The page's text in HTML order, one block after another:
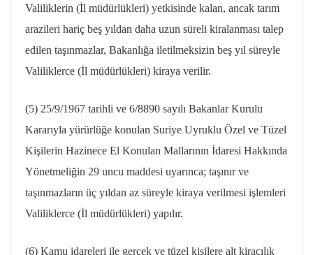
Valiliklerin (İl müdürlükleri) yetkisinde kalan, ancak tarım
arazileri hariç beş yıldan daha uzun süreli kiralanması talep
edilen taşınmazlar, Bakanlığa iletilmeksizin beş yıl süreyle
Valiliklerce (İl müdürlükleri) kiraya verilir.
(5) 25/9/1967 tarihli ve 6/8890 sayılı Bakanlar Kurulu
Kararıyla yürürlüğe konulan Suriye Uyruklu Özel ve Tüzel
Kişilerin Hazinece El Konulan Mallarının İdaresi Hakkında
Yönetmeliğin 29 uncu maddesi uyarınca; taşınır ve
taşınmazların üç yıldan az süreyle kiraya verilmesi işlemleri
Valiliklerce (İl müdürlükleri) yapılır.
(6) Kamu idareleri ile gerçek ve tüzel kişilere alt kiracılık